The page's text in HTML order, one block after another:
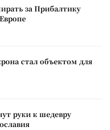
за Прибалтику
стал объектом для
руки к шедевру